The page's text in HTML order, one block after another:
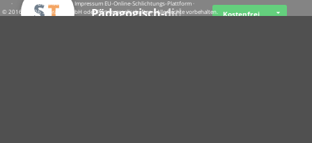
Pädagogisch-did… Kostenfrei
· · ·Datenschutz ·Impressum EU-Online-Schlichtungs-Plattform·
© 2016 - 2026 SupraTix GmbH oder Partnergesellschaften - Alle Rechte vorbehalten.